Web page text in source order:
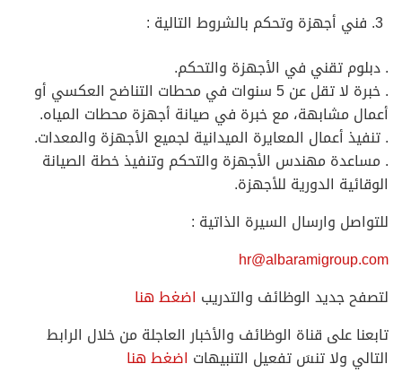
فني أجهزة وتحكم بالشروط التالية :
. دبلوم تقني في الأجهزة والتحكم.
. خبرة لا تقل عن 5 سنوات في محطات التناضح العكسي أو
أعمال مشابهة، مع خبرة في صيانة أجهزة محطات المياه.
. تنفيذ أعمال المعايرة الميدانية لجميع الأجهزة والمعدات.
. مساعدة مهندس الأجهزة والتحكم وتنفيذ خطة الصيانة
الوقائية الدورية للأجهزة.
للتواصل وارسال السيرة الذاتية :
hr@albaramigroup.com
لتصفح جديد الوظائف والتدريب اضغط هنا
تابعنا على قناة الوظائف والأخبار العاجلة من خلال الرابط
التالي ولا تنسَ تفعيل التنبيهات اضغط هنا